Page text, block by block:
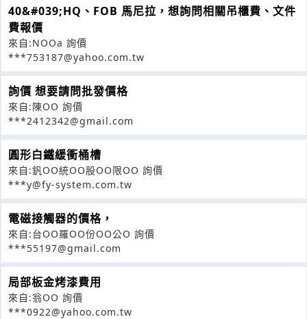
40&#039;HQ、FOB 馬尼拉，想詢問相關吊櫃費、文件
費報價
來自:NOOa 詢價
***753187@yahoo.com.tw
詢價 想要請問批發價格
來自:陳OO 詢價
***2412342@gmail.com
圓形白鐵緩衝桶槽
來自:釩OO統OO股OO限OO 詢價
***y@fy-system.com.tw
電磁接觸器的價格，
來自:台OO羅OO份OO公O 詢價
***55197@gmail.com
局部板金烤漆費用
來自:翁OO 詢價
***0922@yahoo.com.tw